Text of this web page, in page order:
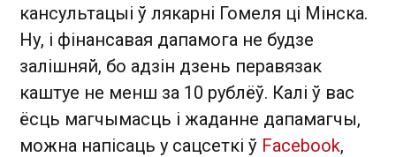
кансультацыі ў лякарні Гомеля ці Мінска.
Ну, і фінансавая дапамога не будзе
залішняй, бо адзін дзень перавязак
каштуе не менш за 10 рублёў. Калі ў вас
ёсць магчымасць і жаданне дапамагчы,
можна напісаць у сацсеткі ў Facebook,